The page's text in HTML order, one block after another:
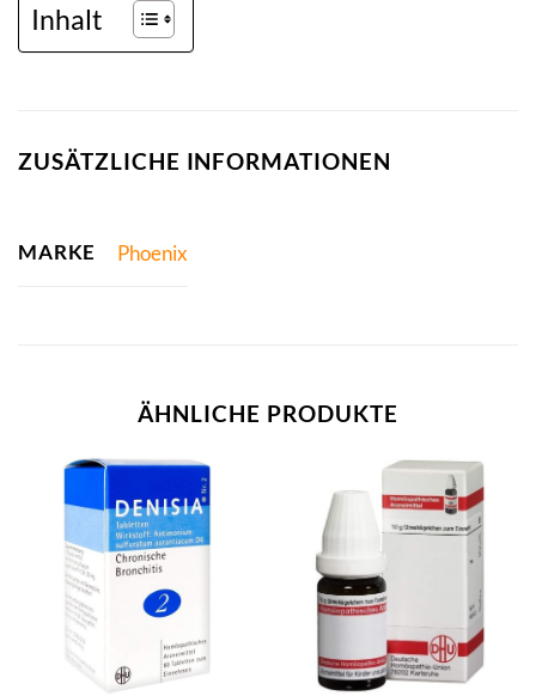
Inhalt
ZUSÄTZLICHE INFORMATIONEN
MARKE Phoenix
ÄHNLICHE PRODUKTE